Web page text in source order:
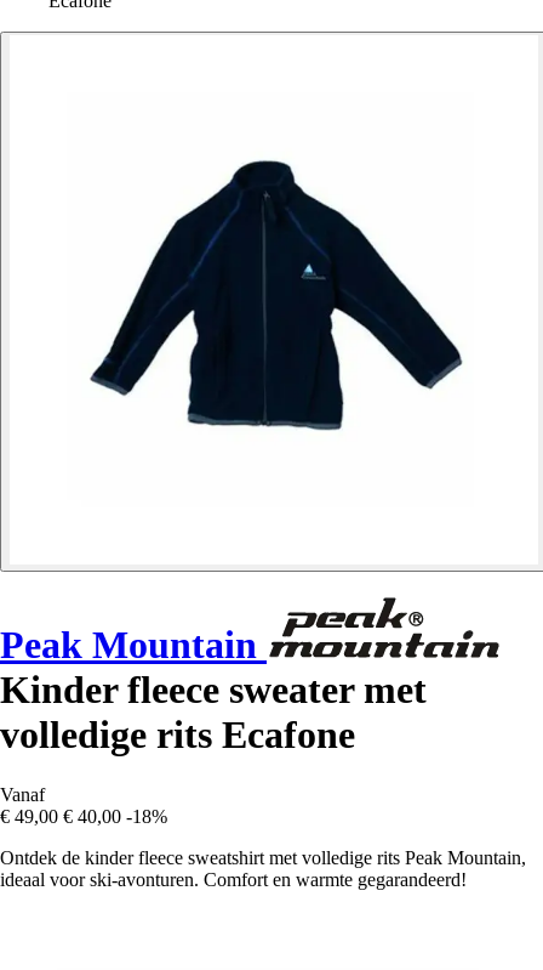
Peak Mountain
Kinder fleece sweater met
volledige rits Ecafone
Vanaf
€ 49,00 € 40,00 -18%
Ontdek de kinder fleece sweatshirt met volledige rits Peak Mountain,
ideaal voor ski-avonturen. Comfort en warmte gegarandeerd!